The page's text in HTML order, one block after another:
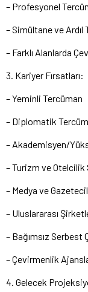
– Profesyonel
– Simültane ve Ardıl
– Farklı Alanlarda
3. Kariyer Fırsatları:
– Yeminli Tercüman
– Diplomatik
– Akademisyen/
– Turizm ve Otelcilik
– Medya ve
– Uluslararası
– Bağımsız Serbest
– Çevirmenlik
4. Gelecek